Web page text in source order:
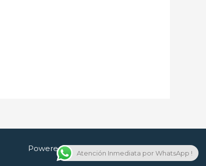
Powered by Cerrajero en Guadalajara
Atención Inmediata por WhatsApp !